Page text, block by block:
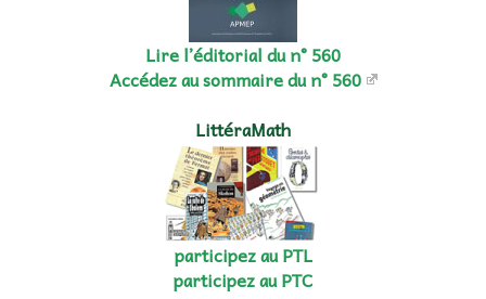
Lire l’éditorial du n° 560
Accédez au sommaire du n° 560
LittéraMath
participez au PTL
participez au PTC